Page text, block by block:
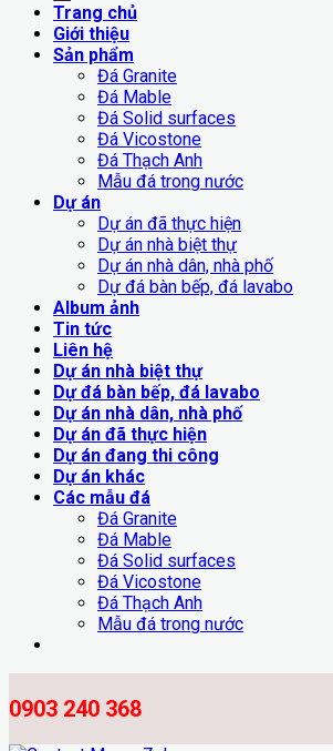
Trang chủ
Giới thiệu
Sản phẩm
Đá Granite
Đá Mable
Đá Solid surfaces
Đá Vicostone
Đá Thạch Anh
Mẫu đá trong nước
Dự án
Dự án đã thực hiện
Dự án nhà biệt thự
Dự án nhà dân, nhà phố
Dự đá bàn bếp, đá lavabo
Album ảnh
Tin tức
Liên hệ
Dự án nhà biệt thự
Dự đá bàn bếp, đá lavabo
Dự án nhà dân, nhà phố
Dự án đã thực hiện
Dự án đang thi công
Dự án khác
Các mẫu đá
Đá Granite
Đá Mable
Đá Solid surfaces
Đá Vicostone
Đá Thạch Anh
Mẫu đá trong nước
0903 240 368